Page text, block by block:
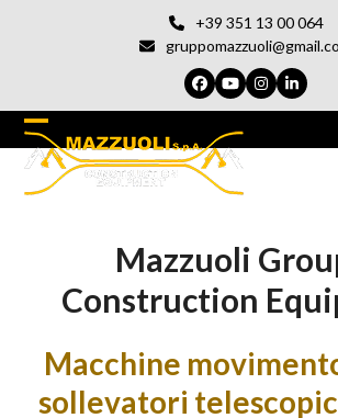
+39 351 13 00 064
Facebook
YouTubeInstagram
Open
mobile
Chiudi
cellulare
Mazzuoli
Construction
Macchine
sollevatori